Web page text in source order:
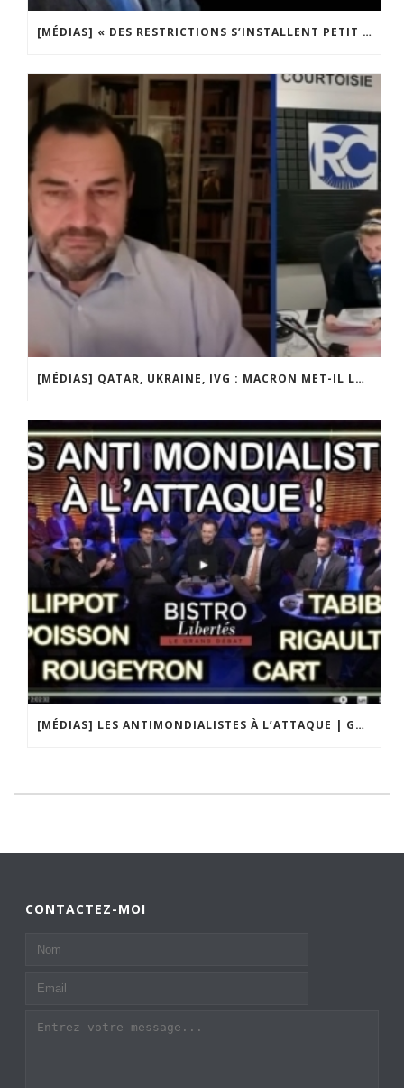
[MÉDIAS] « DES RESTRICTIONS S’INSTALLENT PETIT À PETIT DANS NOTRE PAYS » ENTRETIEN AVEC BOULEVARD VOLTAIRE
[MÉDIAS] QATAR, UKRAINE, IVG : MACRON MET-IL LA FRANCE EN DANGER ? JF POISSON INVITÉ DE LIGNE DROITE SUR RADIO COURTOISIE
[MÉDIAS] LES ANTIMONDIALISTES À L’ATTAQUE | GRAND DÉBAT DE BRISTO LIBERTÉS
CONTACTEZ-MOI